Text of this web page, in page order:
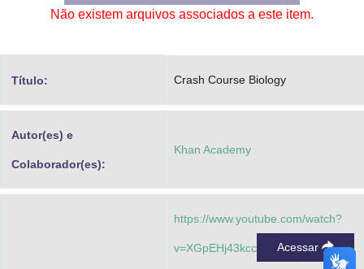
Advocacia-Geral da União
Banco Central do Brasil
Não existem arquivos associados a este item.
Título: Crash Course Biology
Autor(es) e
Colaborador(es):
Khan Academy
https://www.youtube.com/watch?
v=XGpEHj43kcc Acessar